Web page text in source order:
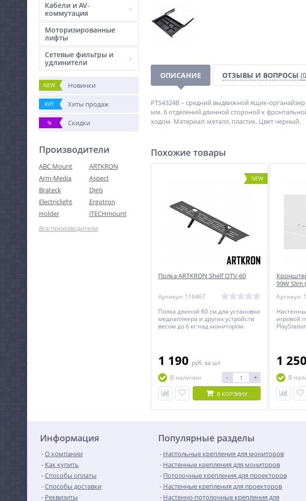
Кабели и AV-
коммутация
Моторизированные
лифты
Сетевые фильтры и
удлинители
NEW Новинки
ХИТ Хиты продаж
% Скидки
Производители
ABC Mount
ARTKRON
Arm-Media
Aspect
Brateck
Digis
Electriclight
Ergotron
Holder
iTECHmount
Все производители
ОПИСАНИЕ ОТЗЫВЫ И ВОПРОСЫ
PTS4324B – средний выдвижной ящик-
мм. 6 отделений длинной стороной к
ходом. Материал: металл, пластик. Цвет черный.
Похожие товары
NEW
Полка ARTKRON Shelf OTV-60
Артикул: 116467
Полка длиной 60 см для установки
медиаплеера и других устройств
весом до 6 кг над монитором.
1 190 руб. за шт
В наличии
- +
В КОРЗИНУ
99W Slim
Артикул:
игровой
1 250
В
Информация
О компании
Как купить
Способы оплаты
Способы доставки
Реквизиты
Популярные разделы
Настольные крепления для мониторов
Настенные крепления для мониторов
Потолочные крепления для проекторов
Настенные крепления для проекторов
Настенно-потолочные крепления для